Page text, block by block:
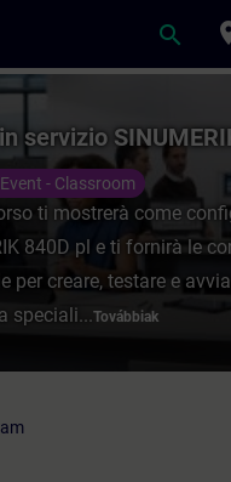
search
- Messa in
servizio
- Classroom
ti mostrerà come
840D pl e ti fornirà le
per creare, testare e
speciali...Továbbiak